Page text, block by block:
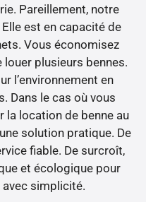
Pareillement, notre
est en capacité de
Vous économisez
louer plusieurs bennes.
l’environnement en
Dans le cas où vous
location de benne au
solution pratique. De
fiable. De surcroît,
et écologique pour
simplicité.